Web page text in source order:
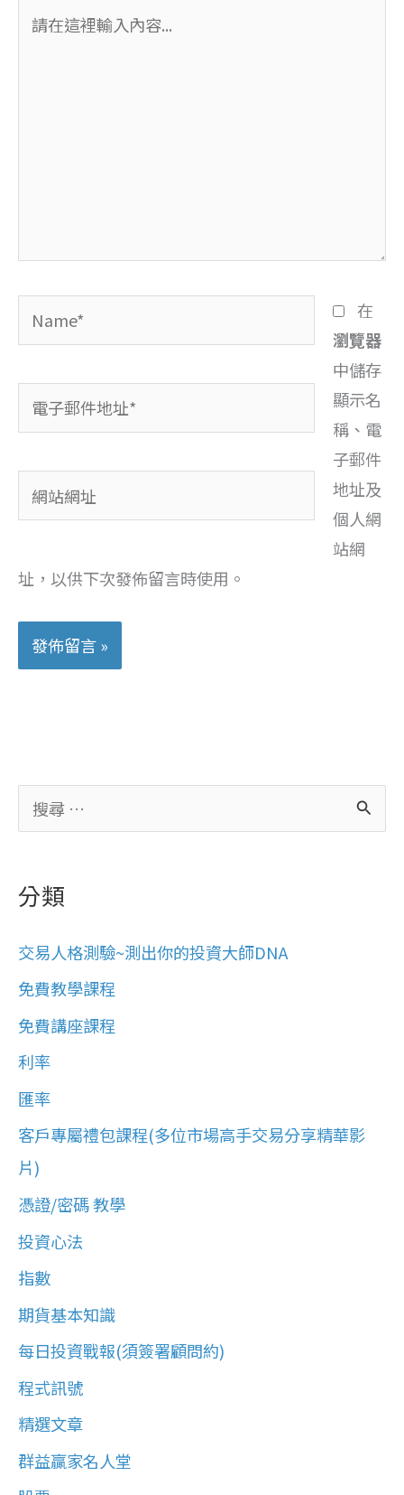
在
子
地
*
站
址
在
瀏覽器
中儲存
顯示名
稱、電
子郵件
地址及
個人網
站網
址，以供下次發佈留言時使用。
鍵
字
分類
交易人格測驗~測出你的投資大師DNA
免費教學課程
免費講座課程
利率
匯率
客戶專屬禮包課程(多位市場高手交易分享精華影
片)
憑證/密碼 教學
投資心法
指數
期貨基本知識
每日投資戰報(須簽署顧問約)
程式訊號
精選文章
群益贏家名人堂